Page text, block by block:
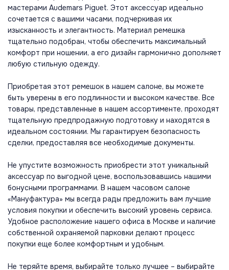
мастерами Audemars Piguet. Этот аксессуар идеально
сочетается с вашими часами, подчеркивая их
изысканность и элегантность. Материал ремешка
тщательно подобран, чтобы обеспечить максимальный
комфорт при ношении, а его дизайн гармонично дополняет
любую стильную одежду.
Приобретая этот ремешок в нашем салоне, вы можете
быть уверены в его подлинности и высоком качестве. Все
товары, представленные в нашем ассортименте, проходят
тщательную предпродажную подготовку и находятся в
идеальном состоянии. Мы гарантируем безопасность
сделки, предоставляя все необходимые документы.
Не упустите возможность приобрести этот уникальный
аксессуар по выгодной цене, воспользовавшись нашими
бонусными программами. В нашем часовом салоне
«Мануфактура» мы всегда рады предложить вам лучшие
условия покупки и обеспечить высокий уровень сервиса.
Удобное расположение нашего офиса в Москве и наличие
собственной охраняемой парковки делают процесс
покупки еще более комфортным и удобным.
Не теряйте время, выбирайте только лучшее – выбирайте